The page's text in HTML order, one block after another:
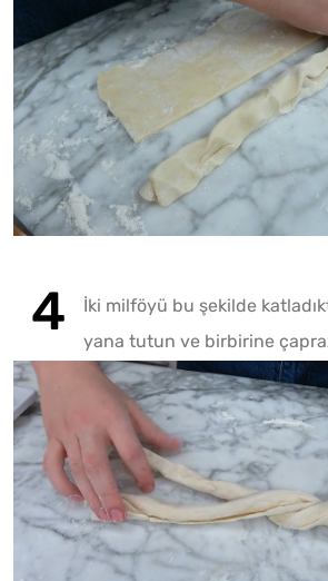
İki milföyü bu şekilde
yana tutun ve birbirine